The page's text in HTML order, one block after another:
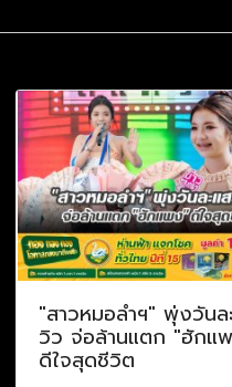
"สาวหมอลำฯ" พุ่งวันล
วิว จ่อล้านแตก "ฮักแ
ดีใจสุดชีวิต